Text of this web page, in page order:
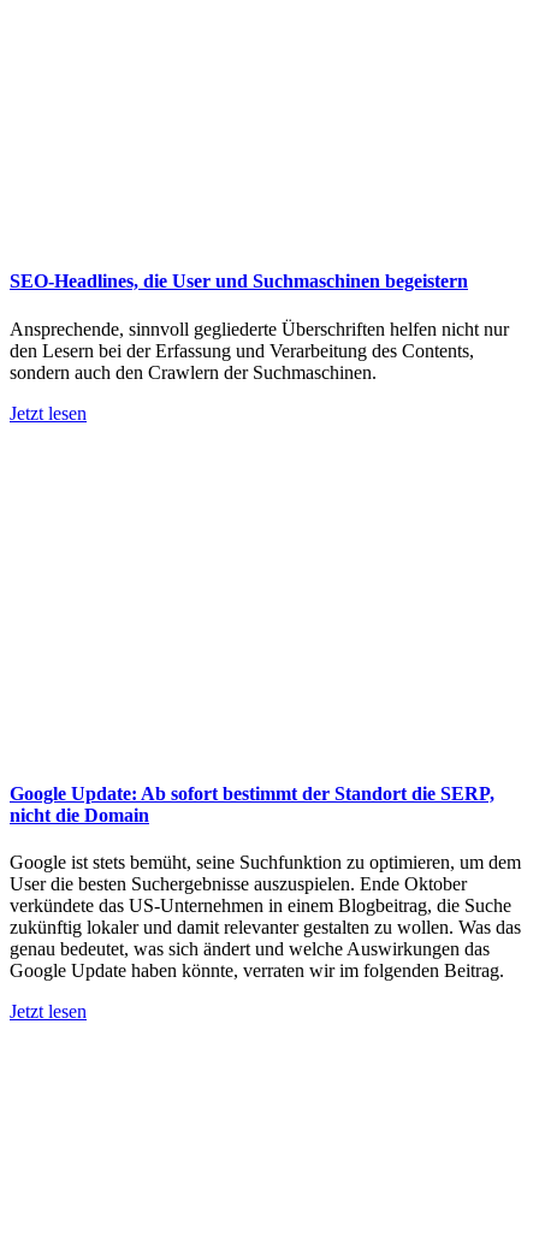
SEO-Headlines, die User und Suchmaschinen begeistern
Ansprechende, sinnvoll gegliederte Überschriften helfen nicht nur
den Lesern bei der Erfassung und Verarbeitung des Contents,
sondern auch den Crawlern der Suchmaschinen.
Jetzt lesen
Google Update: Ab sofort bestimmt der Standort die SERP,
nicht die Domain
Google ist stets bemüht, seine Suchfunktion zu optimieren, um dem
User die besten Suchergebnisse auszuspielen. Ende Oktober
verkündete das US-Unternehmen in einem Blogbeitrag, die Suche
zukünftig lokaler und damit relevanter gestalten zu wollen. Was das
genau bedeutet, was sich ändert und welche Auswirkungen das
Google Update haben könnte, verraten wir im folgenden Beitrag.
Jetzt lesen